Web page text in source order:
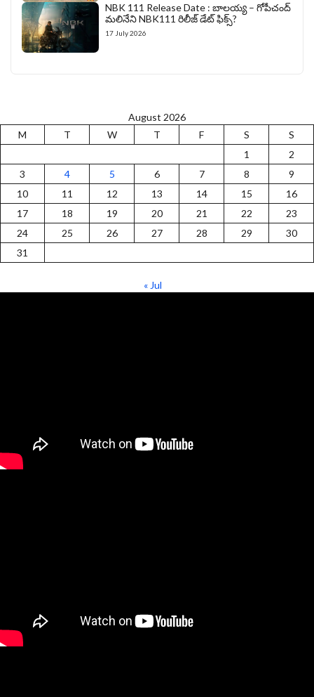
NBK 111 Release Date : బాలయ్య – గోపీచంద్
మలినేని NBK111 రిలీజ్ డేట్ ఫిక్స్?
17 July 2026
August 2026
M
T W T F S
S
1
2
3
4 5 6 7 8
9
10
11 12 13 14 15
16
17
18 19 20 21 22
23
24
25 26 27 28 29
30
31
« Jul